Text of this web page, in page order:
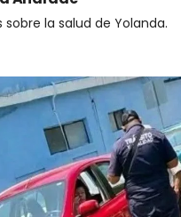
la salud de Yolanda.